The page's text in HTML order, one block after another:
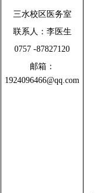
三水校区医务室
联系人：李医生
0757 -87827120
邮箱：
1924096466@qq.com